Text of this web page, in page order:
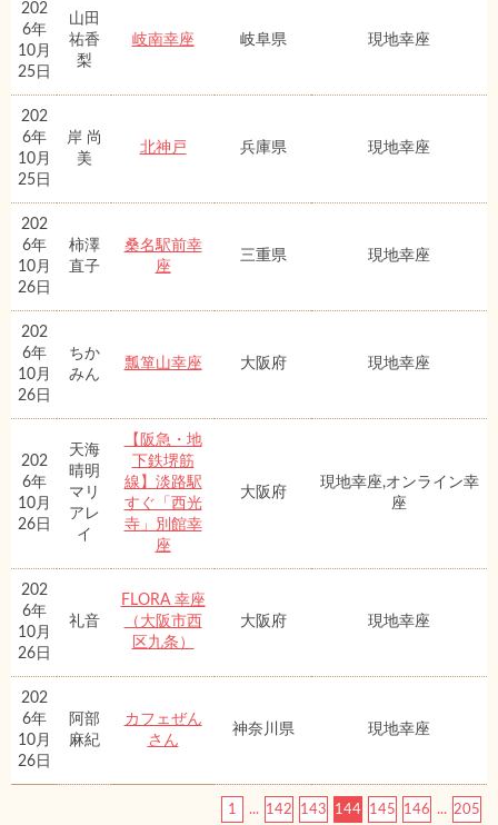
202
6年
10月
25日
山田
祐香
梨
岐南幸座 岐阜県 現地幸座
202
6年
10月
25日
岸 尚
美
北神戸 兵庫県 現地幸座
202
6年
10月
26日
柿澤
直子
桑名駅前幸
座
三重県 現地幸座
202
6年
10月
26日
ちか
みん
瓢箪山幸座 大阪府 現地幸座
202
6年
10月
26日
天海
晴明
マリ
アレ
イ
【阪急・地
下鉄堺筋
線】淡路駅
すぐ「西光
寺」別館幸
座
大阪府
現地幸座,オンライン幸
座
202
6年
10月
26日
礼音
FLORA 幸座
（大阪市西
区九条）
大阪府 現地幸座
202
6年
10月
26日
阿部
麻紀
カフェぜん
さん
神奈川県 現地幸座
1 ... 142 143 144 145 146 ... 205